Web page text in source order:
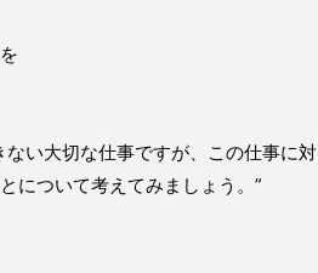
い大切な仕事ですが、この仕事に対
について考えてみましょう。”